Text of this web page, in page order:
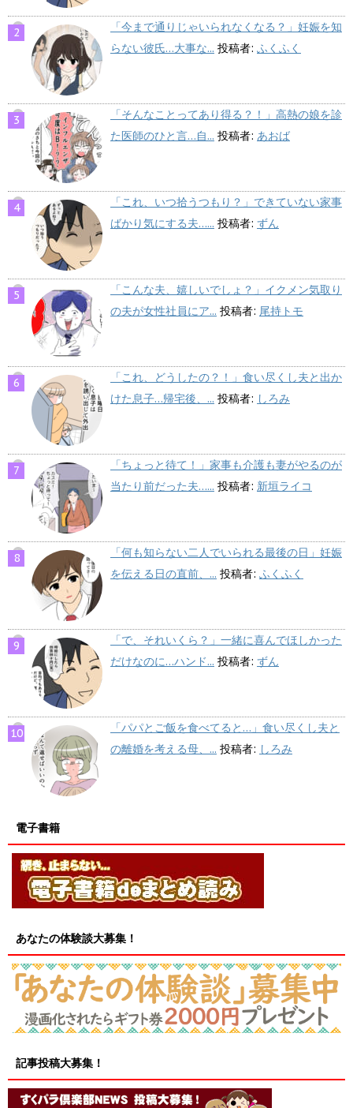
「今まで通りじゃいられなくなる？」妊娠を知
らない彼氏…大事な... 投稿者: ふくふく
「そんなことってあり得る？！」高熱の娘を診
た医師のひと言…自... 投稿者: あおば
「これ、いつ拾うつもり？」できていない家事
ばかり気にする夫…... 投稿者: ずん
「こんな夫、嬉しいでしょ？」イクメン気取り
の夫が女性社員にア... 投稿者: 尾持トモ
「これ、どうしたの？！」食い尽くし夫と出か
けた息子…帰宅後、... 投稿者: しろみ
「ちょっと待て！」家事も介護も妻がやるのが
当たり前だった夫…... 投稿者: 新垣ライコ
「何も知らない二人でいられる最後の日」妊娠
を伝える日の直前、... 投稿者: ふくふく
「で、それいくら？」一緒に喜んでほしかった
だけなのに…ハンド... 投稿者: ずん
「パパとご飯を食べてると…」食い尽くし夫と
の離婚を考える母、... 投稿者: しろみ
電子書籍
あなたの体験談大募集！
記事投稿大募集！